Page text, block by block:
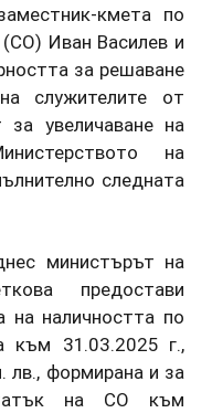
кмета по
Иван Василев и
за решаване
служителите от
за увеличаване на
на
следната
министърът на
предостави
на наличността по
към 31.03.2025 г.,
лв., формирана и за
на СО към